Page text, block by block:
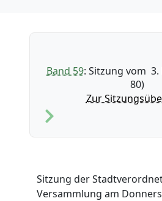
Band 59: Sitzung vom 3.
80)
Zur
Sitzung der
Versammlung am